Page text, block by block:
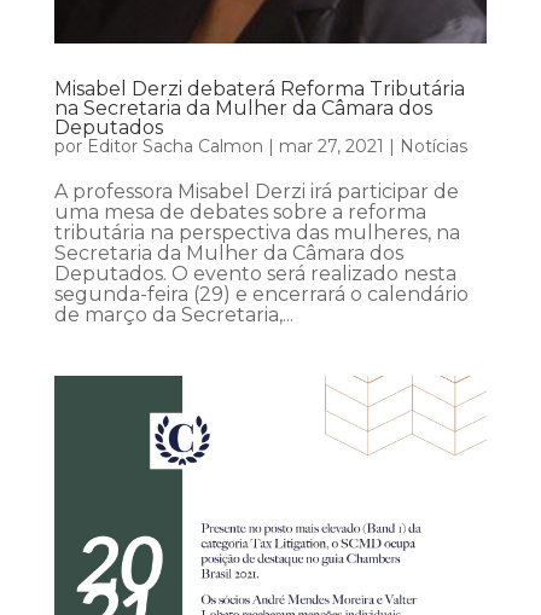
Misabel Derzi debaterá Reforma Tributária
na Secretaria da Mulher da Câmara dos
Deputados
por Editor Sacha Calmon | mar 27, 2021 | Notícias
A professora Misabel Derzi irá participar de
uma mesa de debates sobre a reforma
tributária na perspectiva das mulheres, na
Secretaria da Mulher da Câmara dos
Deputados. O evento será realizado nesta
segunda-feira (29) e encerrará o calendário
de março da Secretaria,...